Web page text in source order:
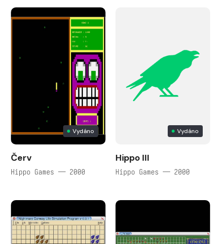
Vydáno
Červ
Hippo Games — 2000
Vydáno
Hippo III
Hippo Games — 2000